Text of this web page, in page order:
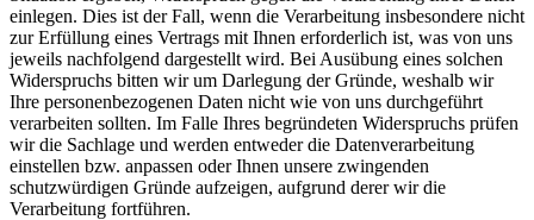
einlegen. Dies ist der Fall, wenn die Verarbeitung insbesondere nicht
zur Erfüllung eines Vertrags mit Ihnen erforderlich ist, was von uns
jeweils nachfolgend dargestellt wird. Bei Ausübung eines solchen
Widerspruchs bitten wir um Darlegung der Gründe, weshalb wir
Ihre personenbezogenen Daten nicht wie von uns durchgeführt
verarbeiten sollten. Im Falle Ihres begründeten Widerspruchs prüfen
wir die Sachlage und werden entweder die Datenverarbeitung
einstellen bzw. anpassen oder Ihnen unsere zwingenden
schutzwürdigen Gründe aufzeigen, aufgrund derer wir die
Verarbeitung fortführen.